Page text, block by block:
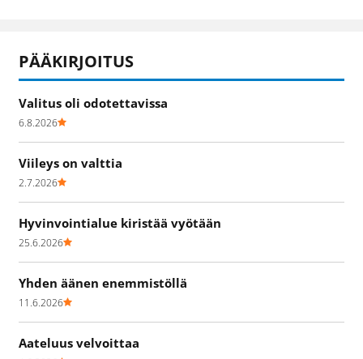
PÄÄKIRJOITUS
Valitus oli odotettavissa
6.8.2026
Viileys on valttia
2.7.2026
Hyvinvointialue kiristää vyötään
25.6.2026
Yhden äänen enemmistöllä
11.6.2026
Aateluus velvoittaa